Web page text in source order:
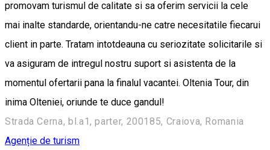
promovam turismul de calitate si sa oferim servicii la cele
mai inalte standarde, orientandu-ne catre necesitatile fiecarui
client in parte. Tratam intotdeauna cu seriozitate solicitarile si
va asiguram de intregul nostru suport si asistenta de la
momentul ofertarii pana la finalul vacantei. Oltenia Tour, din
inima Olteniei, oriunde te duce gandul!
Strada Cerna, bl.a1, parter, 200185, Craiova, Romania
Agenție de turism